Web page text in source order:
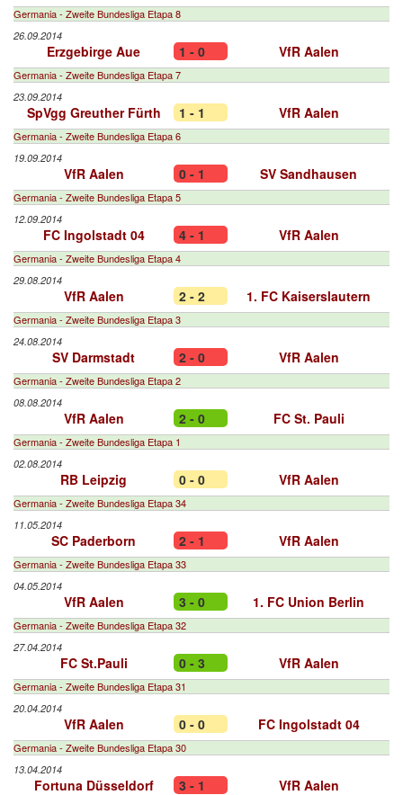
Germania - Zweite Bundesliga Etapa 8
26.09.2014
Erzgebirge Aue 1 - 0 VfR Aalen
Germania - Zweite Bundesliga Etapa 7
23.09.2014
SpVgg Greuther Fürth 1 - 1 VfR Aalen
Germania - Zweite Bundesliga Etapa 6
19.09.2014
VfR Aalen 0 - 1 SV Sandhausen
Germania - Zweite Bundesliga Etapa 5
12.09.2014
FC Ingolstadt 04 4 - 1 VfR Aalen
Germania - Zweite Bundesliga Etapa 4
29.08.2014
VfR Aalen 2 - 2 1. FC Kaiserslautern
Germania - Zweite Bundesliga Etapa 3
24.08.2014
SV Darmstadt 2 - 0 VfR Aalen
Germania - Zweite Bundesliga Etapa 2
08.08.2014
VfR Aalen 2 - 0 FC St. Pauli
Germania - Zweite Bundesliga Etapa 1
02.08.2014
RB Leipzig 0 - 0 VfR Aalen
Germania - Zweite Bundesliga Etapa 34
11.05.2014
SC Paderborn 2 - 1 VfR Aalen
Germania - Zweite Bundesliga Etapa 33
04.05.2014
VfR Aalen 3 - 0 1. FC Union Berlin
Germania - Zweite Bundesliga Etapa 32
27.04.2014
FC St.Pauli 0 - 3 VfR Aalen
Germania - Zweite Bundesliga Etapa 31
20.04.2014
VfR Aalen 0 - 0 FC Ingolstadt 04
Germania - Zweite Bundesliga Etapa 30
13.04.2014
Fortuna Düsseldorf 3 - 1 VfR Aalen